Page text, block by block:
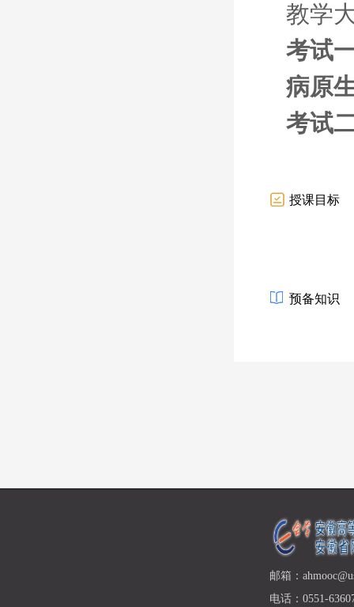
教学
考试
病原
考试
授课目标
预备知识
邮箱：
电话：0551-